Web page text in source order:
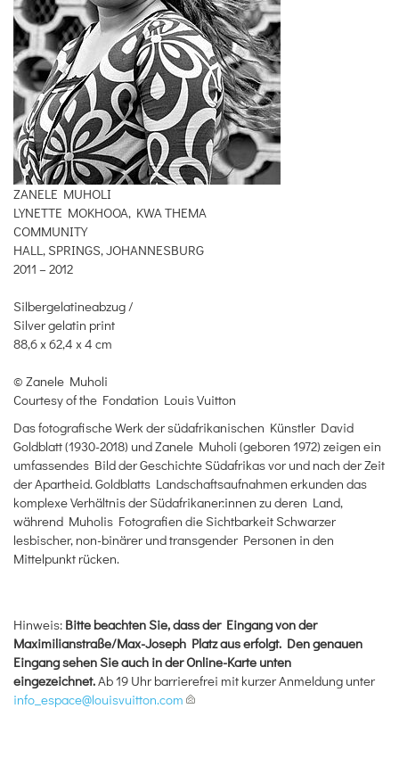
ZANELE MUHOLI
LYNETTE MOKHOOA, KWA THEMA
COMMUNITY
HALL, SPRINGS, JOHANNESBURG
2011 – 2012
Silbergelatineabzug /
Silver gelatin print
88,6 x 62,4 x 4 cm
© Zanele Muholi
Courtesy of the Fondation Louis Vuitton
Das fotografische Werk der südafrikanischen Künstler David
Goldblatt (1930-2018) und Zanele Muholi (geboren 1972) zeigen ein
umfassendes Bild der Geschichte Südafrikas vor und nach der Zeit
der Apartheid. Goldblatts Landschaftsaufnahmen erkunden das
komplexe Verhältnis der Südafrikaner:innen zu deren Land,
während Muholis Fotografien die Sichtbarkeit Schwarzer
lesbischer, non-binärer und transgender Personen in den
Mittelpunkt rücken.
Hinweis: Bitte beachten Sie, dass der Eingang von der
Maximilianstraße/Max-Joseph Platz aus erfolgt. Den genauen
Eingang sehen Sie auch in der Online-Karte unten
eingezeichnet.Ab 19 Uhr barrierefrei mit kurzer Anmeldung unter
info_espace@louisvuitton.com